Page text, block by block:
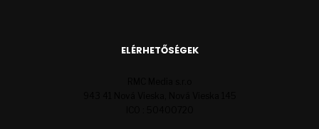
ELÉRHETŐSÉGEK